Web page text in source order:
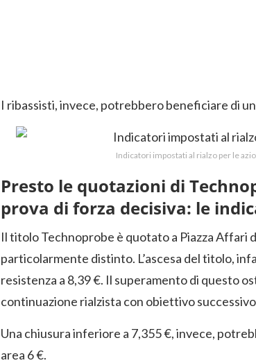
I ribassisti, invece, potrebbero beneficiare di
Indicatori impostati al rialzo per le
Presto le quotazioni di
prova di forza decisiva: le
Il titolo Technoprobe è quotato a Piazza Affari
particolarmente distinto. L’ascesa del titolo,
resistenza a 8,39 €. Il superamento di questo
continuazione rialzista con obiettivo
Una chiusura inferiore a 7,355 €, invece,
area 6 €.